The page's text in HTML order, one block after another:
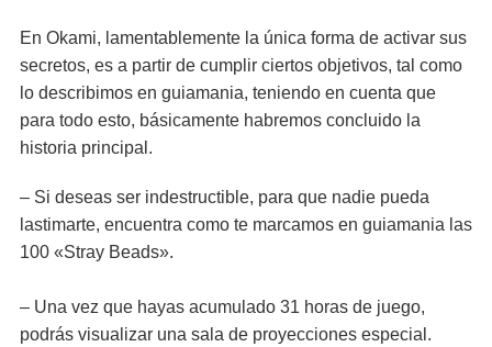
En Okami, lamentablemente la única forma de activar sus
secretos, es a partir de cumplir ciertos objetivos, tal como
lo describimos en guiamania, teniendo en cuenta que
para todo esto, básicamente habremos concluido la
historia principal.
– Si deseas ser indestructible, para que nadie pueda
lastimarte, encuentra como te marcamos en guiamania las
100 «Stray Beads».
– Una vez que hayas acumulado 31 horas de juego,
podrás visualizar una sala de proyecciones especial.